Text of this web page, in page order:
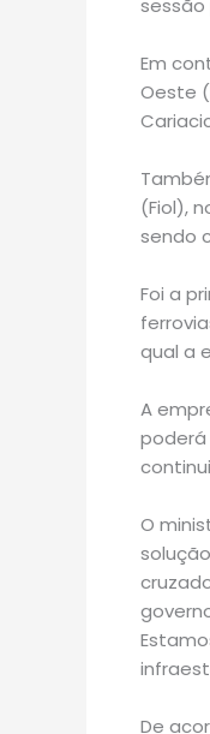
Em
Oeste
(Fiol),
sendo
Foi a
qual a
A
poderá
O
De